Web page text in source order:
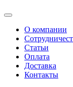
О компании
Статьи
Оплата
Доставка
Контакты